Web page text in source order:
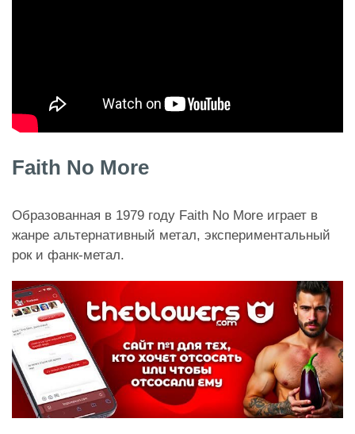
Faith No More
Образованная в 1979 году Faith No More играет в
жанре альтернативный метал, экспериментальный
рок и фанк-метал.